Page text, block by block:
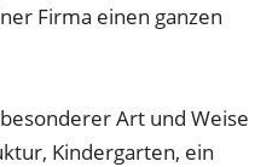
Firma einen ganzen
Art und Weise
Kindergarten, ein